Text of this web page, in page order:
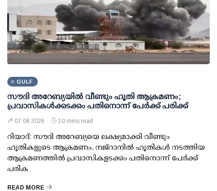
GULF
സൗദി അറേബ്യയില്‍ വീണ്ടും ഹൂതി ആക്രമണം;
പ്രവാസികള്‍ക്കടക്കം പതിനൊന്ന് പേര്‍ക്ക് പരിക്ക്
07 08 2026 10 mins read
റിയാദ്: സൗദി അറേബ്യയെ ലക്ഷ്യമാക്കി വീണ്ടും
ഹൂതികളുടെ ആക്രമണം. നജ്‌റാനില്‍ ഹൂതികള്‍ നടത്തിയ
ആക്രമണത്തില്‍ പ്രവാസികളടക്കം പതിനൊന്ന് പേര്‍ക്ക്
പരിക
READ MORE